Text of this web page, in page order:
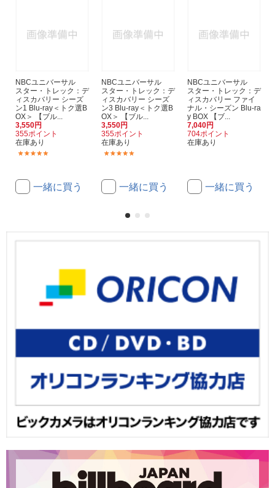
NBCユニバーサル
スター・トレック：デ
ィスカバリー シーズ
ン1 Blu-ray＜トク選B
OX＞ 【ブル...
3,550円
355ポイント
在庫あり
一緒に買う
NBCユニバーサル
スター・トレック：デ
ィスカバリー シーズ
ン3 Blu-ray＜トク選B
OX＞ 【ブル...
3,550円
355ポイント
在庫あり
一緒に買う
NBCユニバーサル
スター・トレック：デ
ィスカバリー ファイ
ナル・シーズン Blu-ra
y BOX 【ブ...
7,040円
704ポイント
在庫あり
一緒に買う